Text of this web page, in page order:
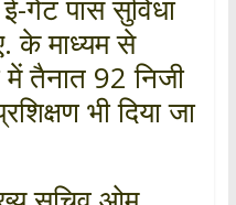
गेट पास सुविधा
के माध्यम से
तैनात 92 निजी
भी दिया जा